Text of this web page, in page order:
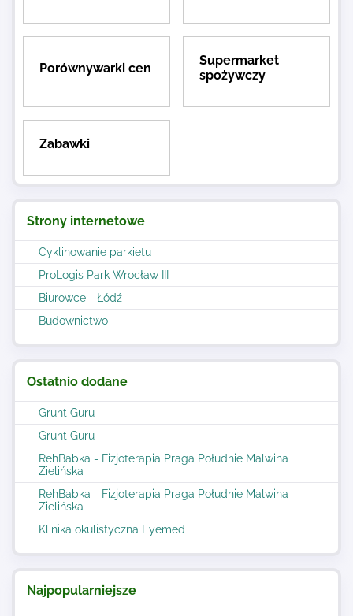
Strony internetowe
Cyklinowanie parkietu
ProLogis Park Wrocław III
Biurowce - Łódź
Budownictwo
Ostatnio dodane
Grunt Guru
Grunt Guru
RehBabka - Fizjoterapia Praga Południe Malwina
Zielińska
RehBabka - Fizjoterapia Praga Południe Malwina
Zielińska
Klinika okulistyczna Eyemed
Najpopularniejsze
Porównywarki cen
Supermarket
spożywczy
Zabawki